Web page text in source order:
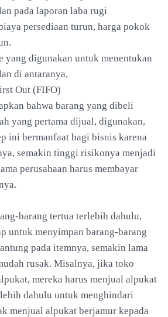
pada laporan laba rugi
persediaan turun, harga pokok
yang digunakan untuk menentukan
di antaranya,
Out (FIFO)
bahwa barang yang dibeli
yang pertama dijual, digunakan,
ini bermanfaat bagi bisnis karena
semakin tinggi risikonya menjadi
perusahaan harus membayar
barang tertua terlebih dahulu,
untuk menyimpan barang-barang
pada itemnya, semakin lama
rusak. Misalnya, jika toko
mereka harus menjual alpukat
dahulu untuk menghindari
menjual alpukat berjamur kepada